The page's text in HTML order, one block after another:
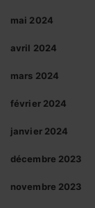
mai 2024
avril 2024
mars 2024
février 2024
janvier 2024
décembre 2023
novembre 2023